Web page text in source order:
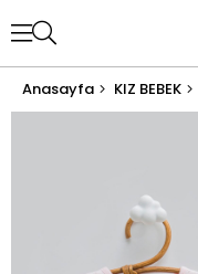
Anasayfa KIZ BEBEK